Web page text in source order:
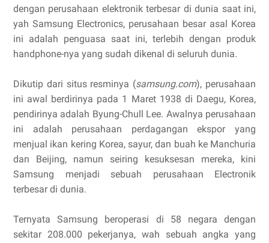
dengan perusahaan elektronik terbesar di dunia saat ini,
yah Samsung Electronics, perusahaan besar asal Korea
ini adalah penguasa saat ini, terlebih dengan produk
handphone-nya yang sudah dikenal di seluruh dunia.
Dikutip dari situs resminya (samsung.com), perusahaan
ini awal berdirinya pada 1 Maret 1938 di Daegu, Korea,
pendirinya adalah Byung-Chull Lee. Awalnya perusahaan
ini adalah perusahaan perdagangan ekspor yang
menjual ikan kering Korea, sayur, dan buah ke Manchuria
dan Beijing, namun seiring kesuksesan mereka, kini
Samsung menjadi sebuah perusahaan Electronik
terbesar di dunia.
Ternyata Samsung beroperasi di 58 negara dengan
sekitar 208.000 pekerjanya, wah sebuah angka yang